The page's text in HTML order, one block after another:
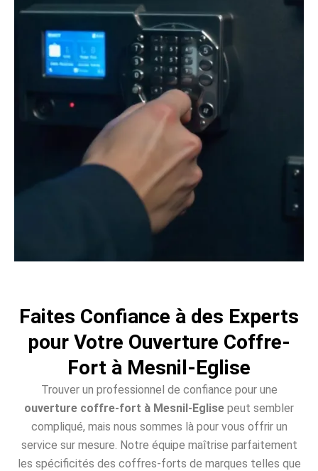
Faites Confiance à des Experts
pour Votre Ouverture Coffre-
Fort à Mesnil-Eglise
Trouver un professionnel de confiance pour une
ouverture coffre-fort à Mesnil-Eglise peut sembler
compliqué, mais nous sommes là pour vous offrir un
service sur mesure. Notre équipe maîtrise parfaitement
les spécificités des coffres-forts de marques telles que